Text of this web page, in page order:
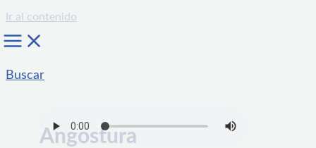
Ir al contenido
Buscar
Angostura